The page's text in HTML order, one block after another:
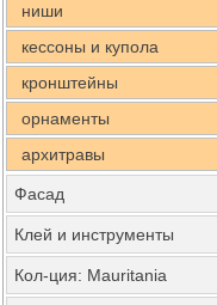
ниши
кессоны и купола
кронштейны
орнаменты
архитравы
Фасад
Клей и инструменты
Кол-ция: Mauritania